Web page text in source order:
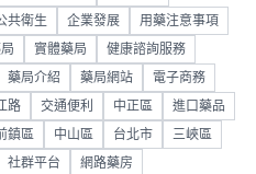
共衛生 企業發展 用藥注意事項
實體藥局 健康諮詢服務
藥局介紹 藥局網站 電子商務
路 交通便利 中正區 進口藥品
鎮區 中山區 台北市 三峽區
社群平台 網路藥房